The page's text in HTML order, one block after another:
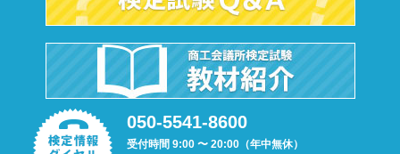
050-5541-8600
受付時間 9:00 〜 20:00（年中無休）